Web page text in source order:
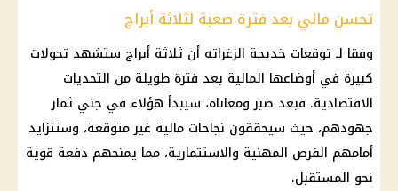
تحسن مالي بعد فترة صعبة لثلاثة أبراج
وفقا لـ توقعات خديجة الزغراته أن ثلاثة أبراج ستشهد تحولات
كبيرة في أوضاعها المالية بعد فترة طويلة من التحديات
الاقتصادية. فبعد صبر ومعاناة، سيبدأ هؤلاء في جني ثمار
جهودهم، حيث سيحققون نجاحات مالية غير متوقعة، وستتزايد
أمامهم الفرص المهنية والاستثمارية، مما يمنحهم دفعة قوية
نحو المستقبل.